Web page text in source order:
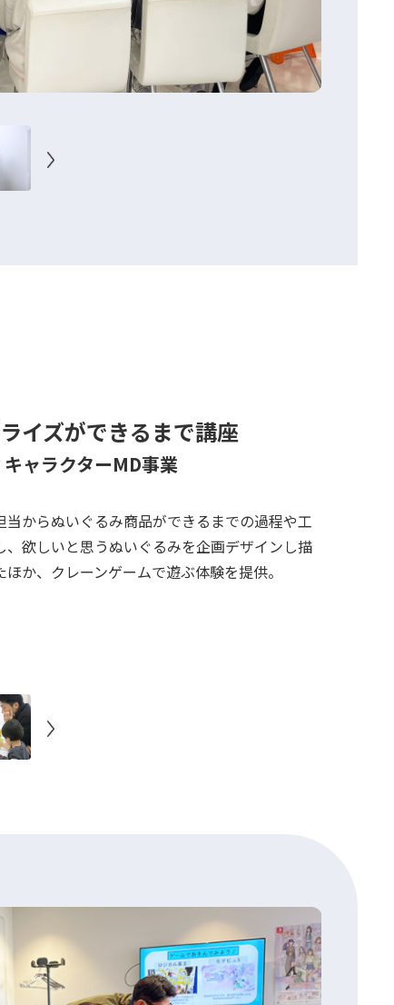
イズができるまで講座
ャラクターMD事業
当からぬいぐるみ商品ができるまでの過程や工
、欲しいと思うぬいぐるみを企画デザインし描
か、クレーンゲームで遊ぶ体験を提供。